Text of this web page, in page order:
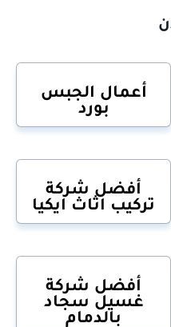
أعمال الجبس
بورد
أفضل شركة
تركيب اثاث ايكيا
أفضل شركة
غسيل سجاد
بالدمام